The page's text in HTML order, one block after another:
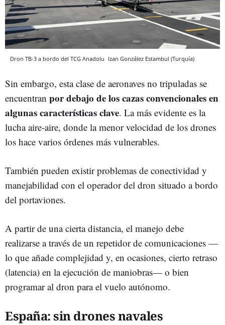
Dron TB-3 a bordo del TCG Anadolu Izan González Estambul (Turquía)
Sin embargo, esta clase de aeronaves no tripuladas se
encuentran por debajo de los cazas convencionales en
algunas características clave. La más evidente es la
lucha aire-aire, donde la menor velocidad de los drones
los hace varios órdenes más vulnerables.
También pueden existir problemas de conectividad y
manejabilidad con el operador del dron situado a bordo
del portaviones.
A partir de una cierta distancia, el manejo debe
realizarse a través de un repetidor de comunicaciones —
lo que añade complejidad y, en ocasiones, cierto retraso
(latencia) en la ejecución de maniobras— o bien
programar al dron para el vuelo autónomo.
España: sin drones navales